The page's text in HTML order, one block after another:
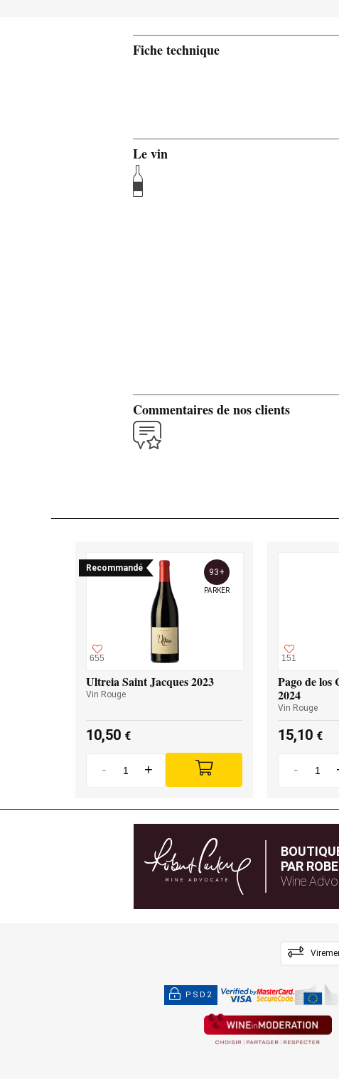
Fiche technique
Le vin
Commentaires de nos clients
Recommandé
655
93+
PARKER
Ultreia Saint Jacques 2023
Vin Rouge
10,50 €
- +
151
Pago de los
2024
Vin Rouge
15,10 €
-
PAR
Wine
PSD2